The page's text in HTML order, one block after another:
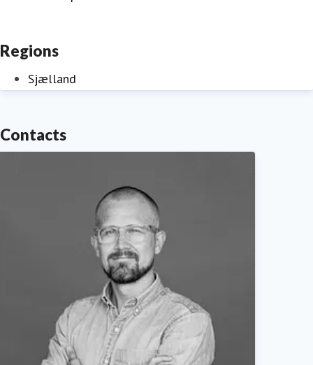
Regions
Sjælland
Contacts